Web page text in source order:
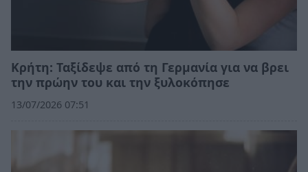
Κρήτη: Ταξίδεψε από τη Γερμανία για να βρει
την πρώην του και την ξυλοκόπησε
13/07/2026 07:51